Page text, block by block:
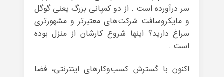
سر درآورده است . از دو کمپانی بزرگ یعنی گوگل
و مایکروسافت شرکت‌های معتبرتر و مشهورتری
سراغ دارید؟ اینها شروع کارشان از منزل بوده
است .
اکنون با گسترش کسب‌وکارهای اینترنتی، فضا